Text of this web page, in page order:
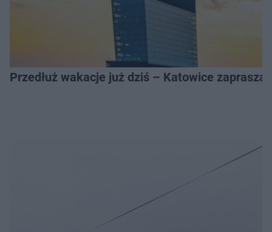
Przedłuż wakacje już dziś – Katowice